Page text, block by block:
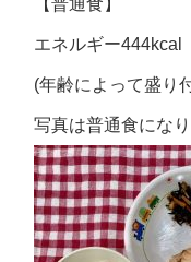
【普通食】
エネルギー
(年齢によって盛り
写真は普通食にな